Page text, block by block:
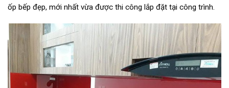
ốp bếp đẹp, mới nhất vừa được thi công lắp đặt tại công trình.